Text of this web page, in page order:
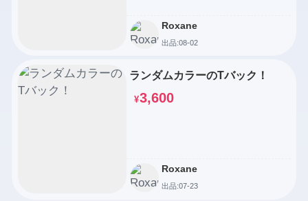
Roxane
出品:08-02
ランダムカラーのTバック！
¥3,600
Roxane
出品:07-23